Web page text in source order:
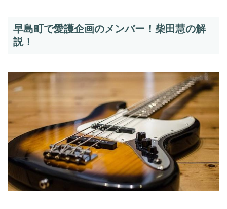
早島町で愛護企画のメンバー！柴田慧の解
説！